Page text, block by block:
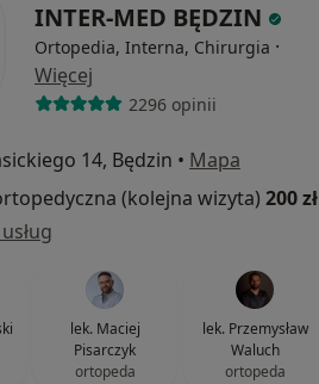
INTER-MED BĘDZIN
Ortopedia, Interna, Chirurgia ·
Więcej
2296 opinii
14, Będzin • Mapa
(kolejna wizyta) 200 zł
lek. Maciej
Pisarczyk
ortopeda
lek. Przemysław
Waluch
ortopeda